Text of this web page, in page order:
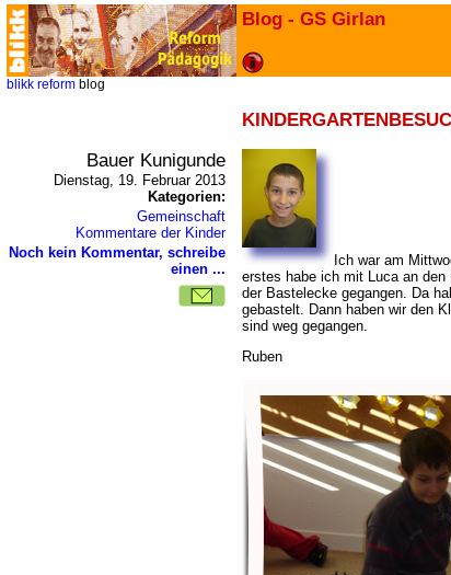
Blog - GS Girlan
blikk reform blog
Bauer Kunigunde
Dienstag, 19. Februar 2013
Kategorien:
Gemeinschaft
Kommentare der Kinder
Noch kein Kommentar, schreibe
einen ...
Ich war am
erstes habe ich mit Luca an
der Bastelecke gegangen. Da
gebastelt. Dann haben wir den
sind weg gegangen.
Ruben